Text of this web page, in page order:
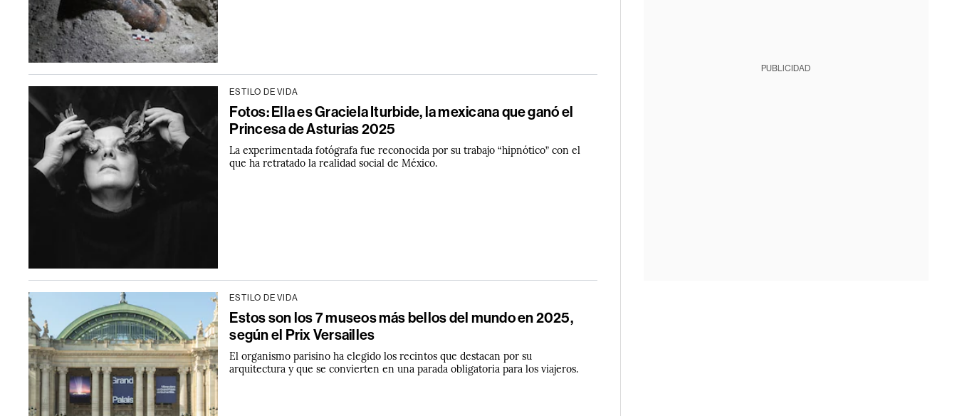
ESTILO DE VIDA
Fotos: Ella es Graciela Iturbide, la mexicana que ganó el
Princesa de Asturias 2025
La experimentada fotógrafa fue reconocida por su trabajo “hipnótico” con el
que ha retratado la realidad social de México.
ESTILO DE VIDA
Estos son los 7 museos más bellos del mundo en 2025,
según el Prix Versailles
El organismo parisino ha elegido los recintos que destacan por su
arquitectura y que se convierten en una parada obligatoria para los viajeros.
PUBLICIDAD